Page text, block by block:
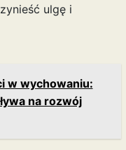
ulgę i
w wychowaniu:
na rozwój